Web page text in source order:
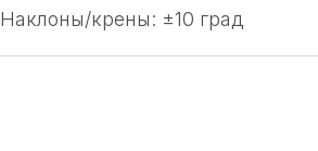
Наклоны/крены: ±10 град